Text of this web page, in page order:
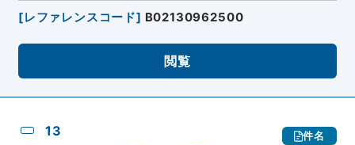
[レファレンスコード] B02130962500
閲覧
13 件名